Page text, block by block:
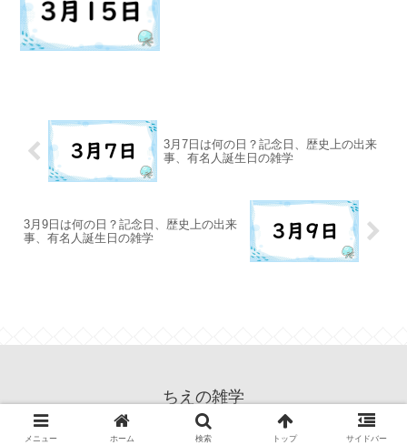
3月7日は何の日？記念日、歴史上の出来
事、有名人誕生日の雑学
3月9日は何の日？記念日、歴史上の出来
事、有名人誕生日の雑学
ちえの雑学
© 2024 ちえの雑学.
メニュー ホーム 検索 トップ サイドバー